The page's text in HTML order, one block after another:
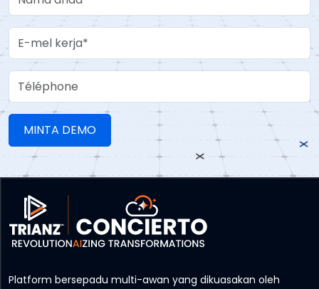
Work Email
Téléphone
Platform bersepadu multi-awan yang dikuasakan oleh